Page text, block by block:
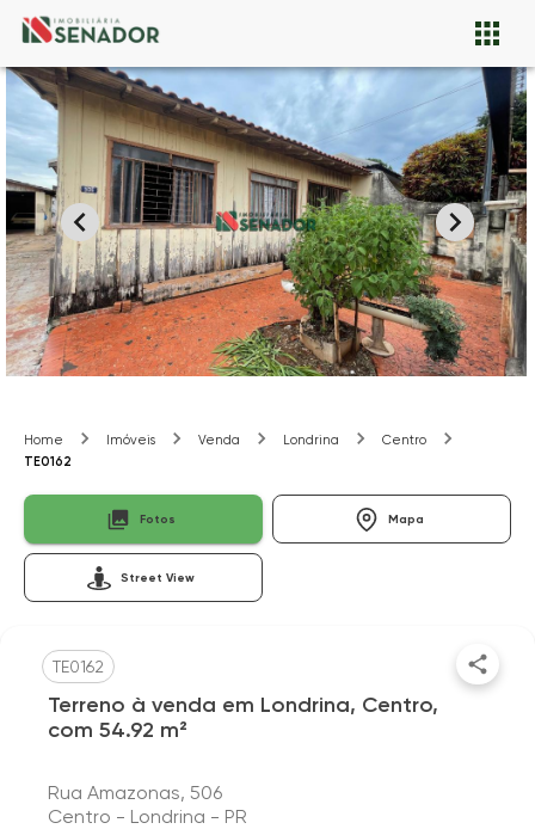
Home Imóveis Venda Londrina
Centro
TE0162
Fotos Mapa
Street View
TE0162
Terreno à venda em Londrina, Centro,
com 54.92 m²
Rua Amazonas, 506
Centro - Londrina - PR